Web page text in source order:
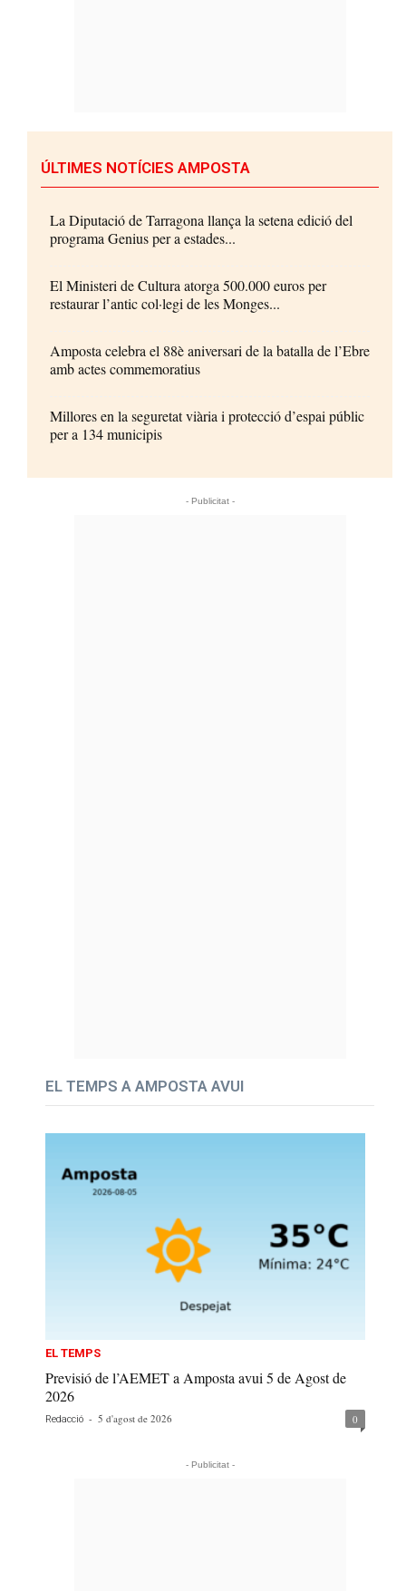
ÚLTIMES NOTÍCIES AMPOSTA
La Diputació de Tarragona llança la setena edició del
programa Genius per a estades...
El Ministeri de Cultura atorga 500.000 euros per
restaurar l’antic col·legi de les Monges...
Amposta celebra el 88è aniversari de la batalla de l’Ebre
amb actes commemoratius
Millores en la seguretat viària i protecció d’espai públic
per a 134 municipis
- Publicitat -
EL TEMPS A AMPOSTA AVUI
EL TEMPS
Previsió de l’AEMET a Amposta avui 5 de Agost de
2026
Redacció - 5 d'agost de 2026 0
- Publicitat -